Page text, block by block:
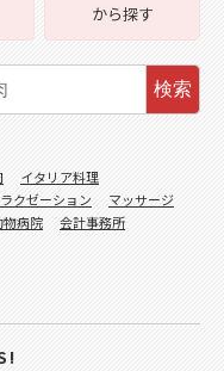
から探す
検索
イタリア料理
クゼーション
マッサージ
物病院
会計事務所